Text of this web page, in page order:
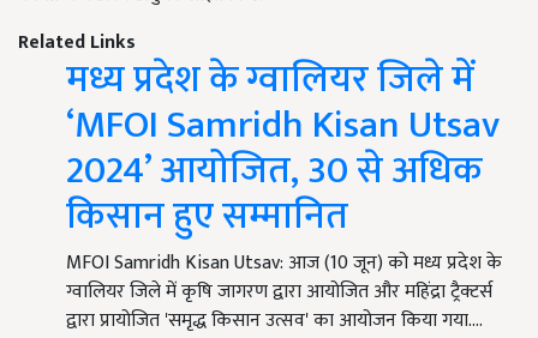
Related Links
मध्य प्रदेश के ग्वालियर जिले में
‘MFOI Samridh Kisan Utsav
2024’ आयोजित, 30 से अधिक
किसान हुए सम्मानित
MFOI Samridh Kisan Utsav: आज (10 जून) को मध्य प्रदेश के
ग्वालियर जिले में कृषि जागरण द्वारा आयोजित और महिंद्रा ट्रैक्टर्स
द्वारा प्रायोजित 'समृद्ध किसान उत्सव' का आयोजन किया गया.…